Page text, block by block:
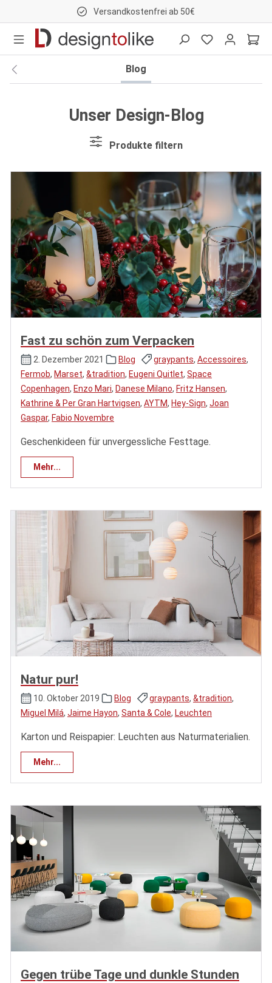
Versandkostenfrei ab 50€
Blog
Unser Design-Blog
Produkte filtern
Fast zu schön zum Verpacken
2. Dezember 2021 Blog graypants, Accessoires,
Fermob, Marset, &tradition, Eugeni Quitlet, Space
Copenhagen, Enzo Mari, Danese Milano, Fritz Hansen,
Kathrine & Per Gran Hartvigsen, AYTM, Hey-Sign, Joan
Gaspar, Fabio Novembre
Geschenkideen für unvergessliche Festtage.
Mehr...
Natur pur!
10. Oktober 2019 Blog graypants, &tradition,
Miguel Milá, Jaime Hayon, Santa & Cole, Leuchten
Karton und Reispapier: Leuchten aus Naturmaterialien.
Mehr...
Gegen trübe Tage und dunkle Stunden